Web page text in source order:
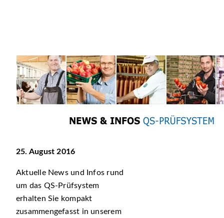
25. August 2016
Aktuelle News und Infos rund
um das QS-Prüfsystem
erhalten Sie kompakt
zusammengefasst in unserem